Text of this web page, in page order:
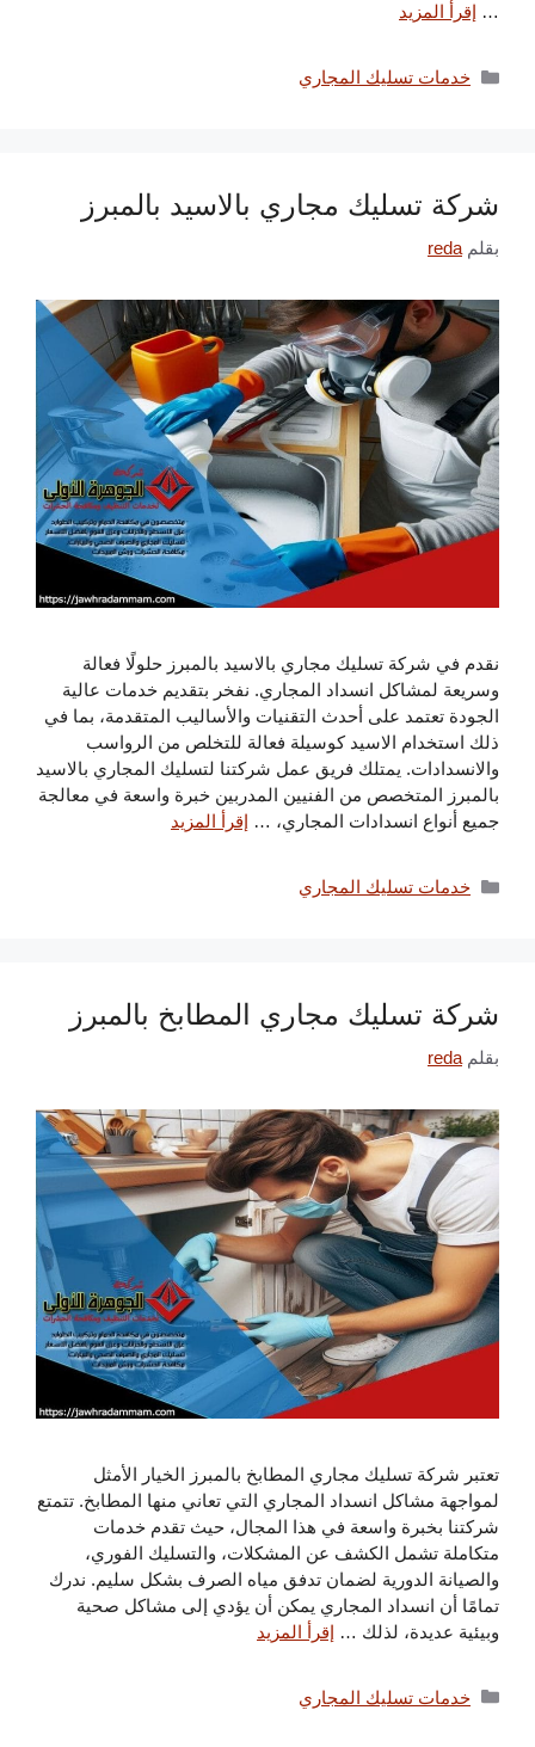
… إقرأ المزيد
التصنيفات
خدمات تسليك المجاري
شركة تسليك مجاري بالاسيد بالمبرز
بقلم reda
نقدم في شركة تسليك مجاري بالاسيد بالمبرز حلولًا فعالة
وسريعة لمشاكل انسداد المجاري. نفخر بتقديم خدمات عالية
الجودة تعتمد على أحدث التقنيات والأساليب المتقدمة، بما في
ذلك استخدام الاسيد كوسيلة فعالة للتخلص من الرواسب
والانسدادات. يمتلك فريق عمل شركتنا لتسليك المجاري بالاسيد
بالمبرز المتخصص من الفنيين المدربين خبرة واسعة في معالجة
جميع أنواع انسدادات المجاري، …
إقرأ المزيد
التصنيفات
خدمات تسليك المجاري
شركة تسليك مجاري المطابخ بالمبرز
بقلم reda
تعتبر شركة تسليك مجاري المطابخ بالمبرز الخيار الأمثل
لمواجهة مشاكل انسداد المجاري التي تعاني منها المطابخ. تتمتع
شركتنا بخبرة واسعة في هذا المجال، حيث تقدم خدمات
متكاملة تشمل الكشف عن المشكلات، والتسليك الفوري،
والصيانة الدورية لضمان تدفق مياه الصرف بشكل سليم. ندرك
تمامًا أن انسداد المجاري يمكن أن يؤدي إلى مشاكل صحية
وبيئية عديدة، لذلك … إقرأ المزيد
التصنيفات
خدمات تسليك المجاري